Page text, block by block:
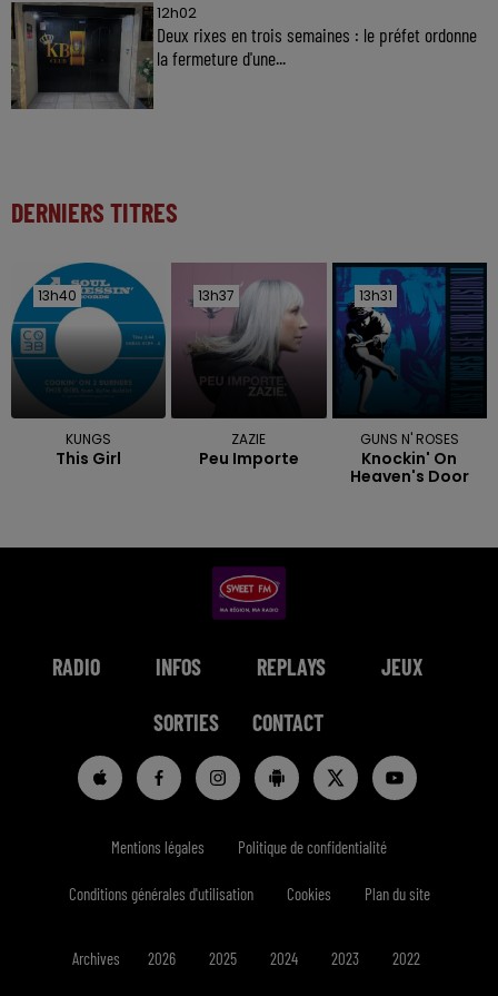
12h02
Deux rixes en trois semaines : le préfet ordonne
la fermeture d'une...
DERNIERS TITRES
13h40
13h40
KUNGS
This Girl
13h37
13h37
ZAZIE
Peu Importe
13h31
13h31
GUNS N' ROSES
Knockin' On
Heaven's Door
RADIO INFOS REPLAYS JEUX
SORTIES CONTACT
Mentions légales Politique de confidentialité
Conditions générales d'utilisation Cookies Plan du site
Archives 2026 2025 2024 2023 2022